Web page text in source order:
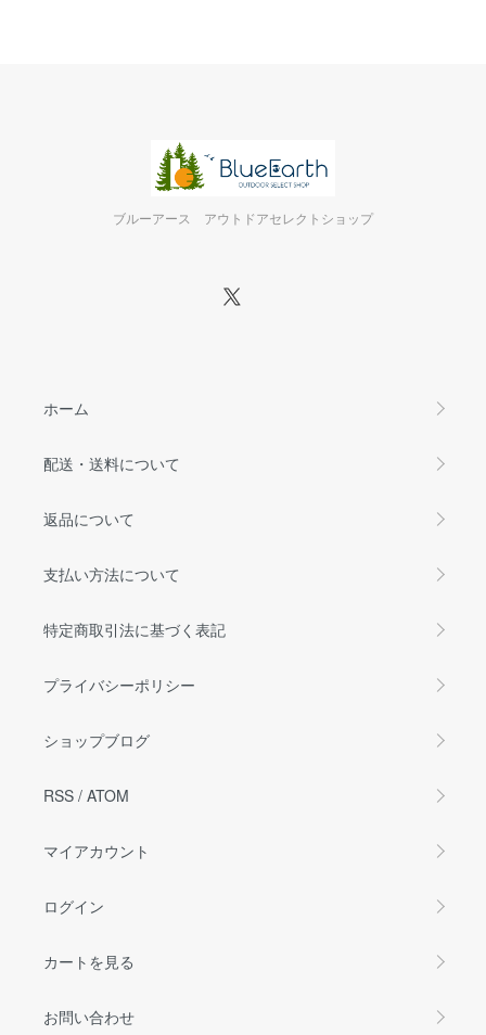
ブルーアース アウトドアセレクトショップ
ホーム
配送・送料について
返品について
支払い方法について
特定商取引法に基づく表記
プライバシーポリシー
ショップブログ
RSS / ATOM
マイアカウント
ログイン
カートを見る
お問い合わせ